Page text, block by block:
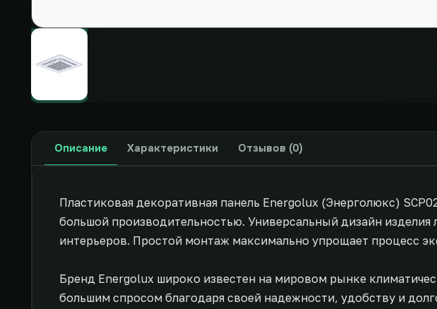
Описание Характеристики Отзывов (0)
Пластиковая декоративная панель Energolux (Энерголюкс)
большой производительностью. Универсальный дизайн
интерьеров. Простой монтаж максимально упрощает процесс
Бренд Energolux широко известен на мировом рынке
большим спросом благодаря своей надежности, удобству и